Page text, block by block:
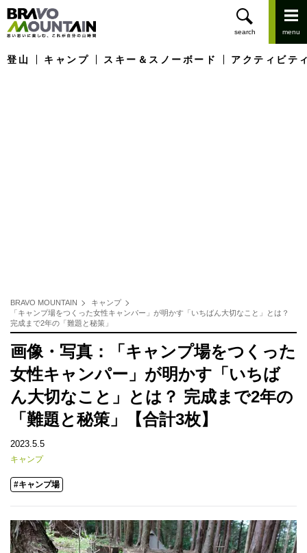
登山 キャンプ スキー＆スノーボード アクティビテ
BRAVO MOUNTAIN
キャンプ
「キャンプ場をつくった女性キャンパー」が明かす「いちばん大切なこと」とは？
完成まで2年の「難題と秘策」
画像・写真：「キャンプ場をつくった
女性キャンパー」が明かす「いちば
ん大切なこと」とは？ 完成まで2年の
「難題と秘策」【合計3枚】
2023.5.5
キャンプ
#キャンプ場